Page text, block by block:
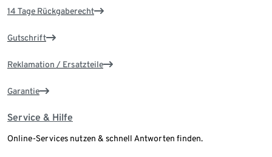
14 Tage Rückgaberecht
Gutschrift
Reklamation / Ersatzteile
Garantie
Service & Hilfe
Online-Services nutzen & schnell Antworten finden.